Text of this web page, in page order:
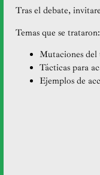
Tras el debate,
Temas que se trataron:
Mutaciones del
Tácticas para
Ejemplos de